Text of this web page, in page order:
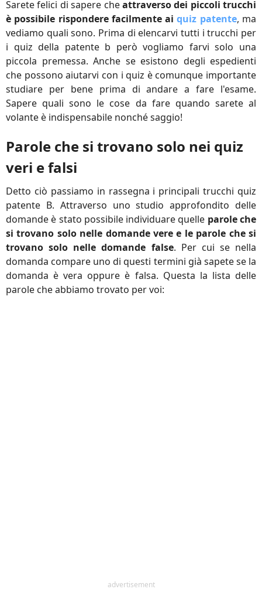
Sarete felici di sapere cheattraverso dei piccoli trucchi
è possibile rispondere facilmente aiquiz patente, ma
vediamo quali sono. Prima di elencarvi tutti i trucchi per
i quiz della patente b però vogliamo farvi solo una
piccola premessa. Anche se esistono degli espedienti
che possono aiutarvi con i quiz è comunque importante
studiare per bene prima di andare a fare l'esame.
Sapere quali sono le cose da fare quando sarete al
volante è indispensabile nonché saggio!
Parole che si trovano solo nei quiz
veri e falsi
Detto ciò passiamo in rassegna i principali trucchi quiz
patente B. Attraverso uno studio approfondito delle
domande è stato possibile individuare quelle parole che
si trovano solo nelle domande vere e le parole che si
trovano solo nelle domande false. Per cui se nella
domanda compare uno di questi termini già sapete se la
domanda è vera oppure è falsa. Questa la lista delle
parole che abbiamo trovato per voi:
advertisement